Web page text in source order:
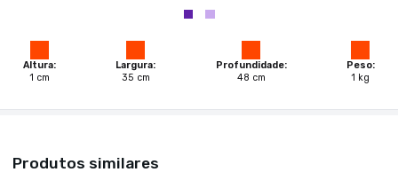
Altura:
1 cm
Largura:
35 cm
Profundidade:
48 cm
Peso:
1 kg
Produtos similares